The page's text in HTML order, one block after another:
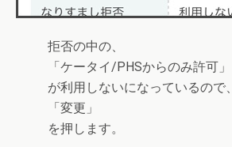
拒否の中の、
「ケータイ/PHSからのみ許可 」
が利用しないになっているので、
「変更 」
を押します。